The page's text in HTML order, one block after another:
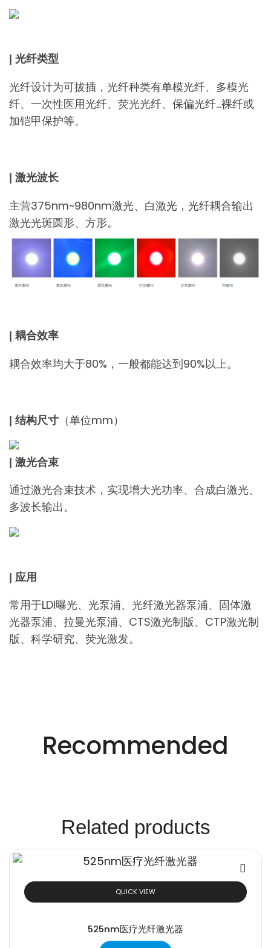
| 光纤类型
光纤设计为可拔插，光纤种类有单模光纤、多模光
纤、一次性医用光纤、荧光光纤、保偏光纤…裸纤或
加铠甲保护等。
| 激光波长
主营375nm~980nm激光、白激光，光纤耦合输出
激光光斑圆形、方形。
| 耦合效率
耦合效率均大于80%，一般都能达到90%以上。
| 结构尺寸 （单位mm）
| 激光合束
通过激光合束技术，实现增大光功率、合成白激光、
多波长输出。
| 应用
常用于LDI曝光、光泵浦、光纤激光器泵浦、固体激
光器泵浦、拉曼光泵浦、CTS激光制版、CTP激光制
版、科学研究、荧光激发。
创新的激光解决方
案。
Recommended
Related products
QUICK VIEW
525nm医疗光纤激光器